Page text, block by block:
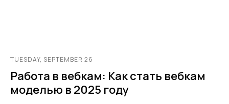
TUESDAY, SEPTEMBER 26
Работа в вебкам: Как стать вебкам
моделью в 2025 году